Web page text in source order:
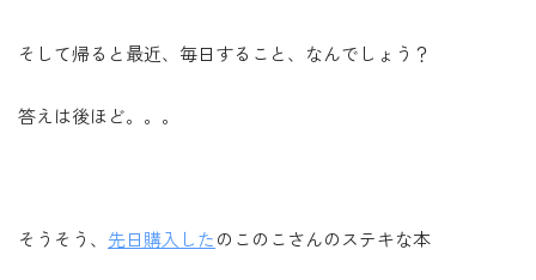
そして帰ると最近、毎日すること、なんでしょう？
答えは後ほど。。。
そうそう、 先日購入したのこのこさんのステキな本